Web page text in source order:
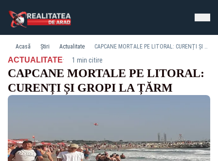
Acasă Știri Actualitate CAPCANE MORTALE PE LITORAL: CURENȚI ȘI GROPI LA ȚĂRM
ACTUALITATE· 1 min citire
CAPCANE MORTALE PE LITORAL:
CURENȚI ȘI GROPI LA ȚĂRM